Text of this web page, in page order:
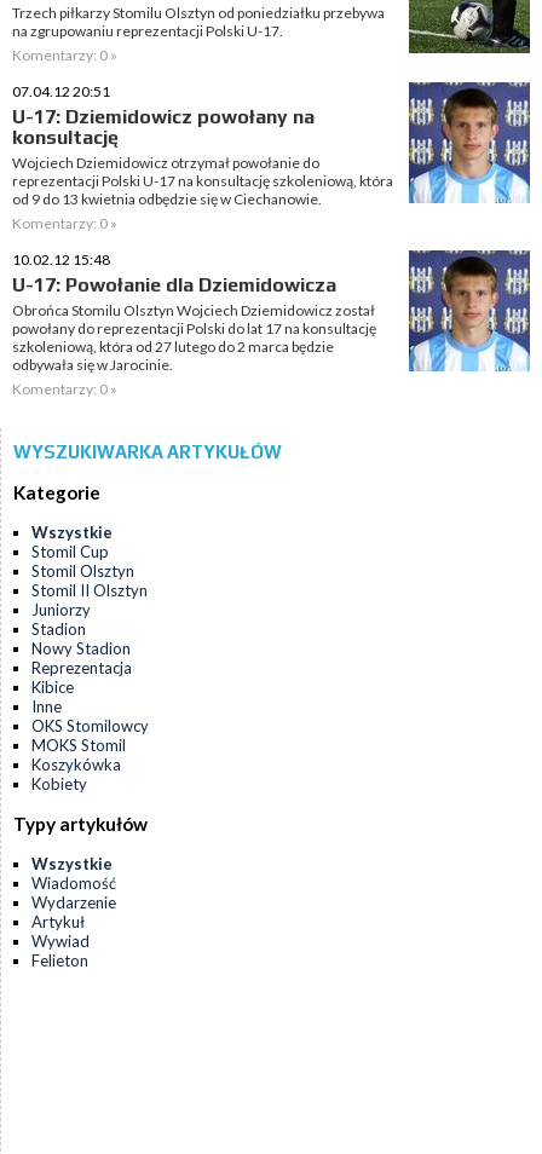
Trzech piłkarzy Stomilu Olsztyn od poniedziałku przebywa
na zgrupowaniu reprezentacji Polski U-17.
Komentarzy: 0 »
07.04.12 20:51
U-17: Dziemidowicz powołany na
konsultację
Wojciech Dziemidowicz otrzymał powołanie do
reprezentacji Polski U-17 na konsultację szkoleniową, która
od 9 do 13 kwietnia odbędzie się w Ciechanowie.
Komentarzy: 0 »
10.02.12 15:48
U-17: Powołanie dla Dziemidowicza
Obrońca Stomilu Olsztyn Wojciech Dziemidowicz został
powołany do reprezentacji Polski do lat 17 na konsultację
szkoleniową, która od 27 lutego do 2 marca będzie
odbywała się w Jarocinie.
Komentarzy: 0 »
WYSZUKIWARKA ARTYKUŁÓW
Kategorie
Wszystkie
Stomil Cup
Stomil Olsztyn
Stomil II Olsztyn
Juniorzy
Stadion
Nowy Stadion
Reprezentacja
Kibice
Inne
OKS Stomilowcy
MOKS Stomil
Koszykówka
Kobiety
Typy artykułów
Wszystkie
Wiadomość
Wydarzenie
Artykuł
Wywiad
Felieton